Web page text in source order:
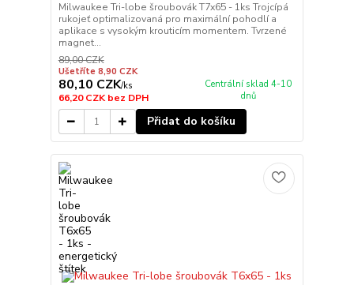
Milwaukee Tri-lobe šroubovák T7x65 - 1ks Trojcípá
rukojeť optimalizovaná pro maximální pohodlí a
aplikace s vysokým krouticím momentem. Tvrzené
magnet...
89,00 CZK
Ušetříte 8,90 CZK
80,10 CZK/ks
66,20 CZKbez DPH
Centrální sklad 4-10
dnů
Přidat do košíku